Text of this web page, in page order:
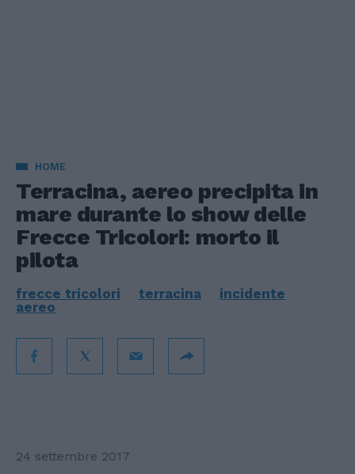
HOME
Terracina, aereo precipita in
mare durante lo show delle
Frecce Tricolori: morto il
pilota
frecce tricolori terracina
incidente
aereo
24 settembre 2017